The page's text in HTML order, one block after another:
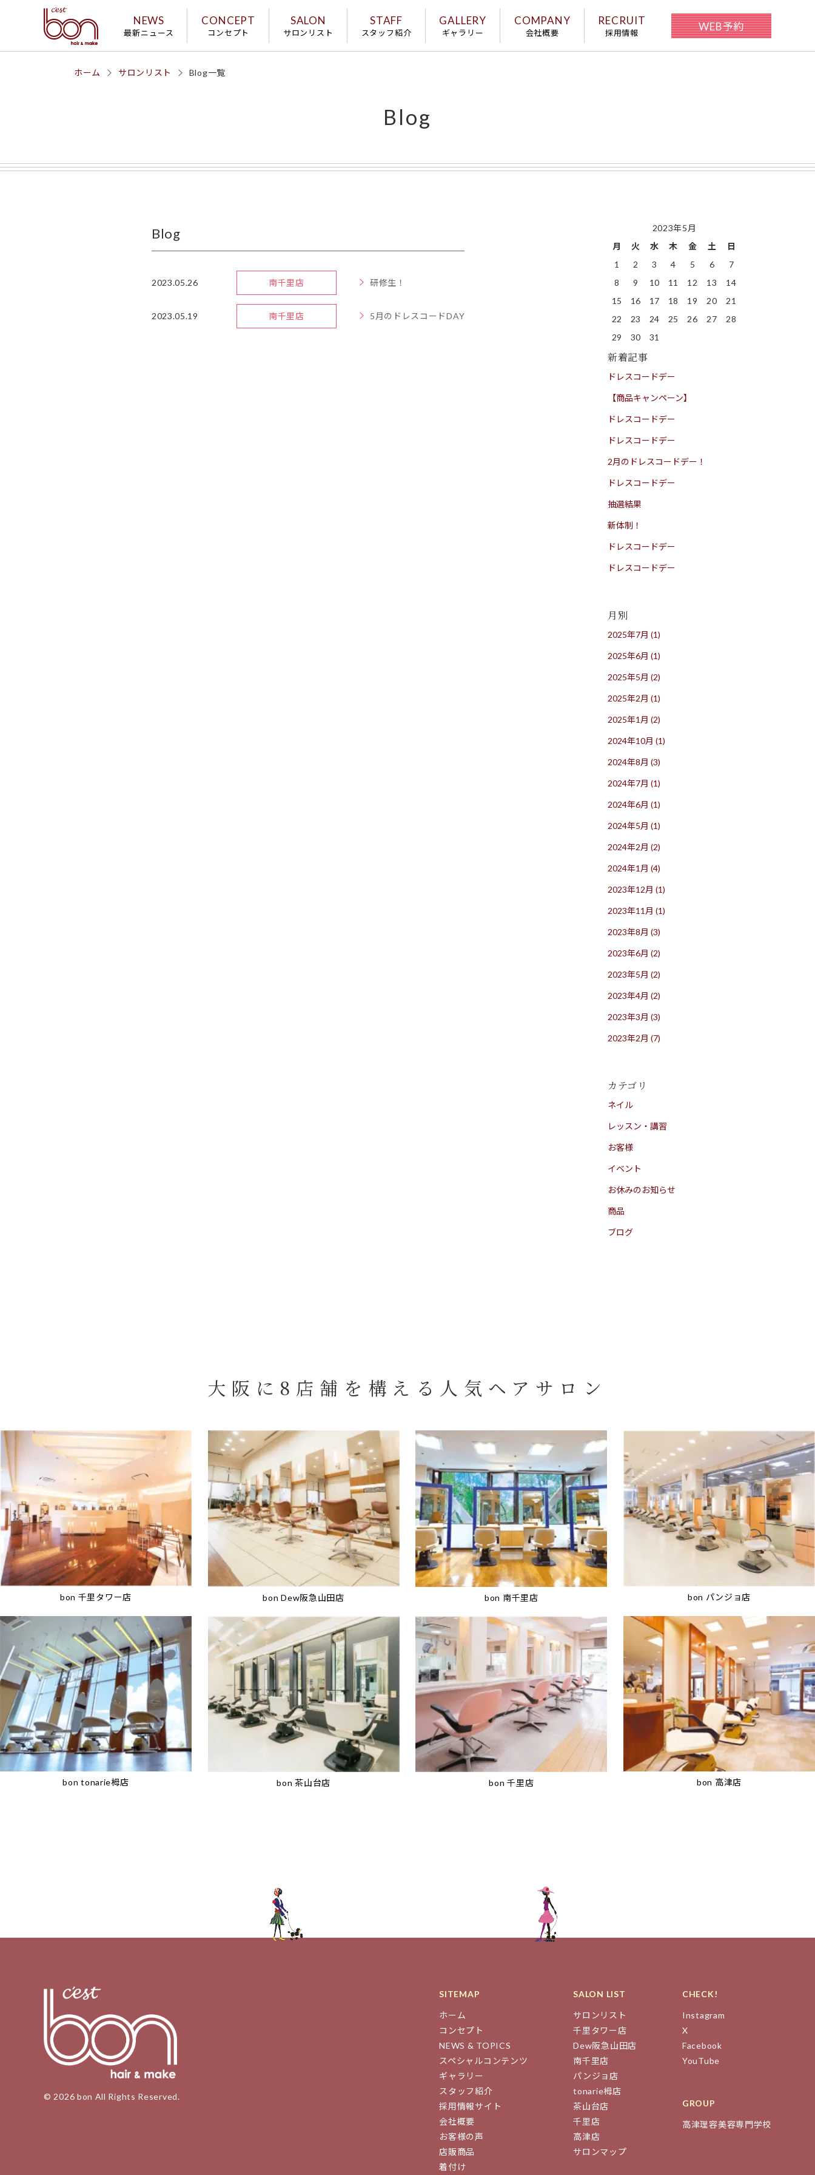
NEWS
最新ニュース
CONCEPT
コンセプト
SALON
サロンリスト
STAFF
スタッフ紹介
GALLERY
ギャラリー
COMPANY
会社概要
RECRUIT
採用情報 WEB予約
ホーム サロンリスト Blog一覧
Blog
Blog
2023.05.26 南千里店 研修生！
2023.05.19 南千里店 5月のドレスコードDAY
2023年5月
月
火 水 木 金 土
日
1
2 3 4 5 6
7
8
9 10 11 12 13
14
15
16 17 18 19 20
21
22
23 24 25 26 27
28
29
30 31
新着記事
ドレスコードデー
【商品キャンペーン】
ドレスコードデー
ドレスコードデー
2月のドレスコードデー！
ドレスコードデー
抽選結果
新体制！
ドレスコードデー
ドレスコードデー
月別
2025年7月 (1)
2025年6月 (1)
2025年5月 (2)
2025年2月 (1)
2025年1月 (2)
2024年10月 (1)
2024年8月 (3)
2024年7月 (1)
2024年6月 (1)
2024年5月 (1)
2024年2月 (2)
2024年1月 (4)
2023年12月 (1)
2023年11月 (1)
2023年8月 (3)
2023年6月 (2)
2023年5月 (2)
2023年4月 (2)
2023年3月 (3)
2023年2月 (7)
カテゴリ
ネイル
レッスン・講習
お客様
イベント
お休みのお知らせ
商品
ブログ
大阪に8店舗を構える 人気ヘアサロン
bon 千里タワー店 bon Dew阪急山田店 bon 南千里店 bon パンジョ店
bon tonarie栂店 bon 茶山台店 bon 千里店 bon 高津店
SITEMAP
ホーム
コンセプト
NEWS & TOPICS
スペシャルコンテンツ
ギャラリー
スタッフ紹介
採用情報サイト
会社概要
お客様の声
店販商品
着付け
SALON LIST
サロンリスト
千里タワー店
Dew阪急山田店
南千里店
パンジョ店
tonarie栂店
茶山台店
千里店
高津店
サロンマップ
CHECK!
Instagram
X
Facebook
YouTube
GROUP
高津理容美容専門学校
© 2026 bon All Rights Reserved.